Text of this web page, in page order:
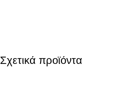
Σχετικά προϊόντα